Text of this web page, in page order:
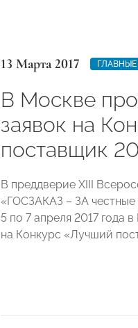
13 Марта 2017
В Москве
заявок на
поставщик
В преддверие XIII
«ГОСЗАКАЗ – ЗА честные
5 по 7 апреля 2017 года
на Конкурс «Лучший